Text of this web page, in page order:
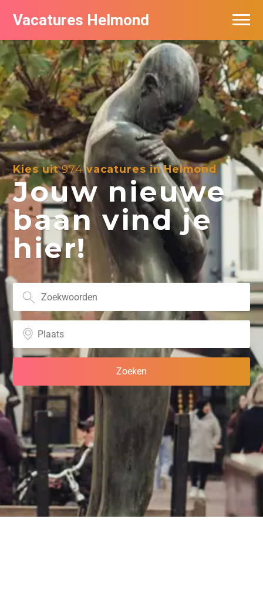
Vacatures Helmond
Kies uit974vacatures in Helmond
Jouw nieuwe
baan vind je
hier!
Vacatures bij bedrijven in Helmond
De populairste vacatures in Helmond